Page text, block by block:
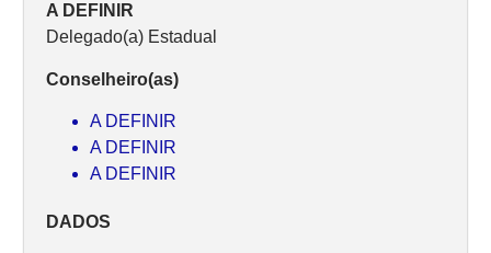
A DEFINIR
Delegado(a) Estadual
Conselheiro(as)
A DEFINIR
A DEFINIR
A DEFINIR
DADOS